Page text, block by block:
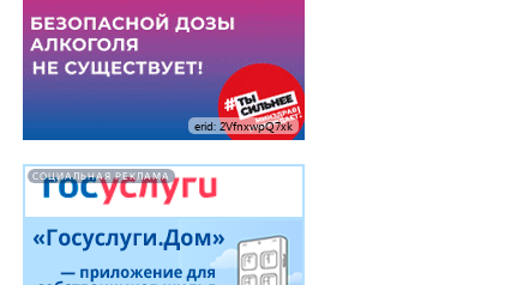
erid: 2VfnxwpQ7xk
СОЦИАЛЬНАЯ РЕКЛАМА